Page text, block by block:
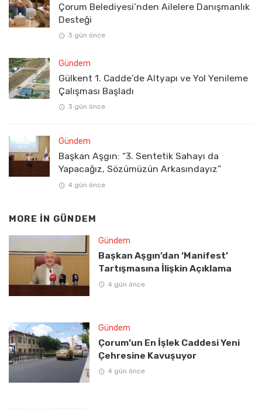
Çorum Belediyesi’nden Ailelere Danışmanlık
Desteği
3 gün önce
Gündem
Gülkent 1. Cadde’de Altyapı ve Yol Yenileme
Çalışması Başladı
3 gün önce
Gündem
Başkan Aşgın: “3. Sentetik Sahayı da
Yapacağız, Sözümüzün Arkasındayız”
4 gün önce
MORE IN GÜNDEM
Gündem
Başkan Aşgın’dan ‘Manifest’
Tartışmasına İlişkin Açıklama
4 gün önce
Gündem
Çorum’un En İşlek Caddesi Yeni
Çehresine Kavuşuyor
4 gün önce